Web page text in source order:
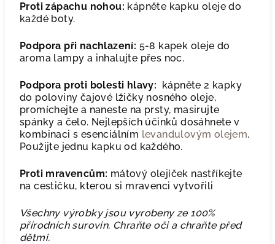
Proti zápachu nohou: kápněte kapku oleje do
každé boty.
Podpora při nachlazení: 5-8 kapek oleje do
aroma lampy a inhalujte přes noc.
Podpora proti bolesti hlavy: kápněte 2 kapky
do poloviny čajové lžičky nosného oleje,
promíchejte a naneste na prsty, masirujte
spánky a čelo. Nejlepších účinků dosáhnete v
kombinaci s esenciálním levandulovým olejem.
Použijte jednu kapku od každého.
Proti mravencům: mátový olejíček nastříkejte
na cestičku, kterou si mravenci vytvořili
Všechny výrobky jsou vyrobeny ze 100%
přírodních surovin. Chraňte oči a chraňte před
dětmi.